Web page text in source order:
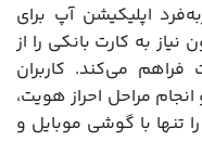
اپلیکیشن آپ برای
به کارت بانکی را از
می‌کند. کاربران
مراحل احراز هویت،
تنها با گوشی موبایل و